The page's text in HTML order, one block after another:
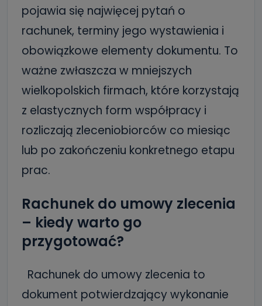
pojawia się najwięcej pytań o
rachunek, terminy jego wystawienia i
obowiązkowe elementy dokumentu. To
ważne zwłaszcza w mniejszych
wielkopolskich firmach, które korzystają
z elastycznych form współpracy i
rozliczają zleceniobiorców co miesiąc
lub po zakończeniu konkretnego etapu
prac.
Rachunek do umowy zlecenia
– kiedy warto go
przygotować?
Rachunek do umowy zlecenia to
dokument potwierdzający wykonanie